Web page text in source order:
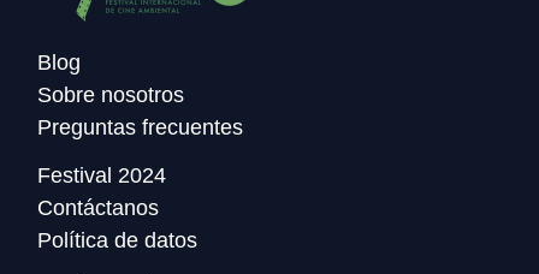
Blog
Sobre nosotros
Preguntas frecuentes
Festival 2024
Contáctanos
Política de datos